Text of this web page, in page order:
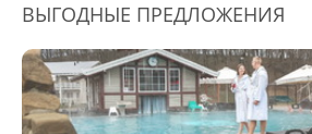
ВЫГОДНЫЕ ПРЕДЛОЖЕНИЯ